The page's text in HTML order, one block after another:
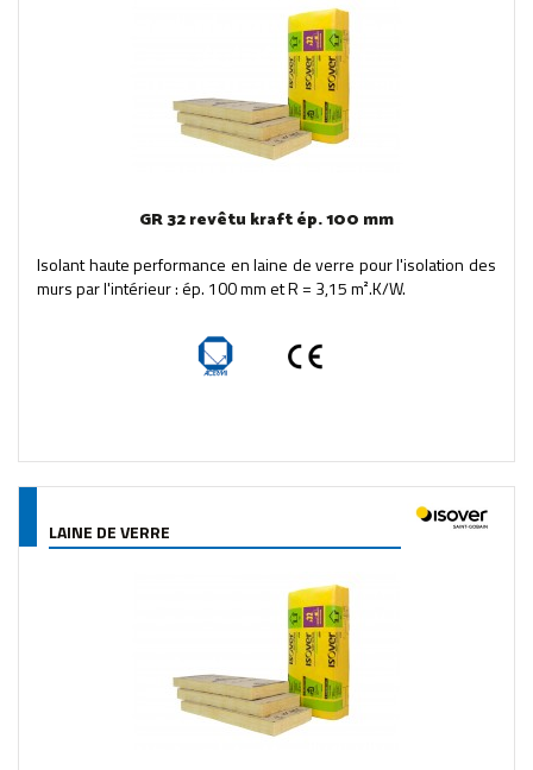
GR 32 revêtu kraft ép. 100 mm
Isolant haute performance en laine de verre pour l'isolation des
murs par l'intérieur : ép. 100 mm et R = 3,15 m².K/W.
LAINE DE VERRE